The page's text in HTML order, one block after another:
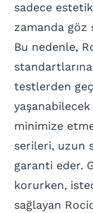
sadece
zamanda göz
Bu nedenle,
testlerden
minimize
serileri, uzun
garanti eder.
korurken,
sağlayan